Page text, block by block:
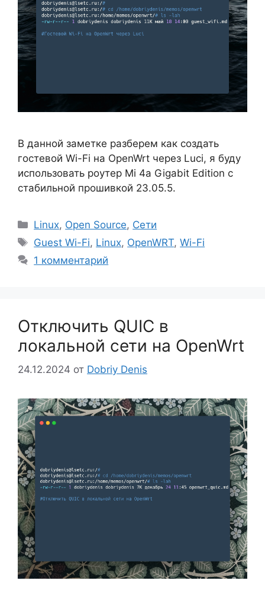
В данной заметке разберем как создать
гостевой Wi-Fi на OpenWrt через Luci, я буду
использовать роутер Mi 4a Gigabit Edition с
стабильной прошивкой 23.05.5.
Рубрики
Linux, Open Source, Сети
Метки
Guest Wi-Fi, Linux, OpenWRT,Wi-Fi
1 комментарий
Отключить QUIC в
локальной сети на OpenWrt
24.12.2024 от Dobriy Denis